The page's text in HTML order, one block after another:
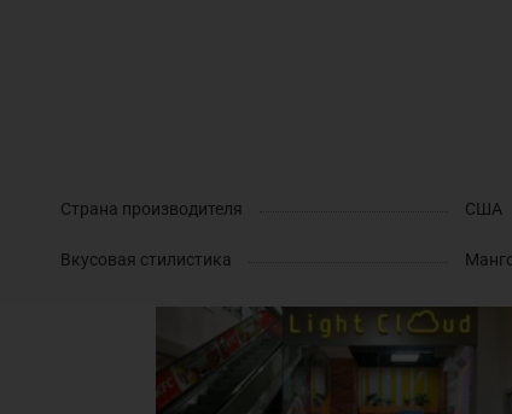
Страна производителя США
Вкусовая стилистика